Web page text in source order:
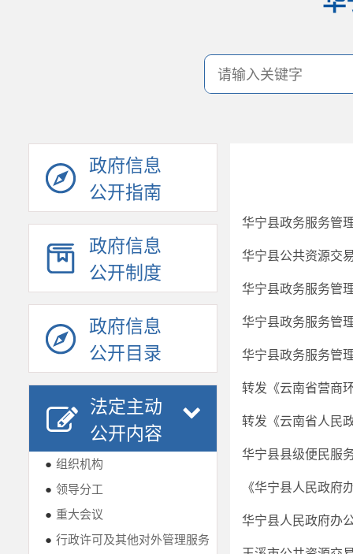
政府信息
公开指南
政府信息
公开制度
政府信息
公开目录
法定主动
公开内容
● 组织机构
● 领导分工
● 重大会议
● 行政许可及其他对外管理服务
华宁县政务服务管
华宁县政务服务管
华宁县政务服务管
华宁县政务服务管
转发《云南省营商
转发《云南省人民
华宁县县级便民服